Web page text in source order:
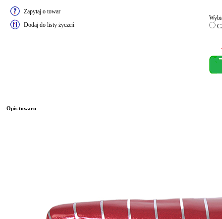
Zapytaj o towar
Dodaj do listy życzeń
Opis towaru